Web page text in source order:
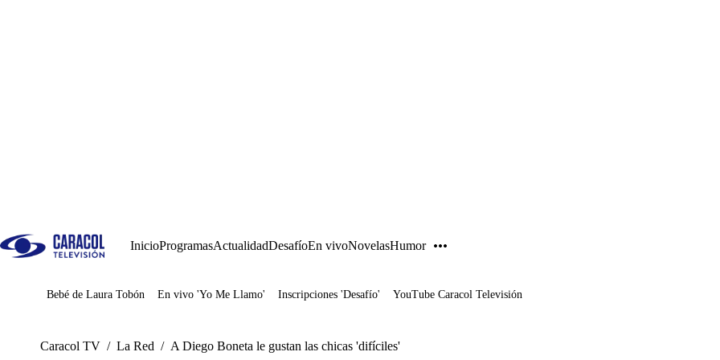
InicioProgramasActualidadDesafíoEn vivoNovelasHumor
Juegos
Bebé de Laura Tobón En vivo 'Yo Me Llamo' Inscripciones 'Desafío' YouTube Caracol Televisión
Caracol TV / La Red / A Diego Boneta le gustan las chicas 'difíciles'